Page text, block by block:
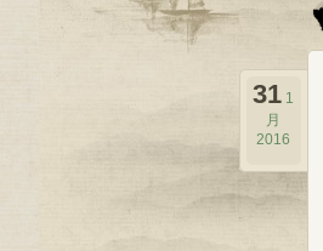
31 1
月
2016